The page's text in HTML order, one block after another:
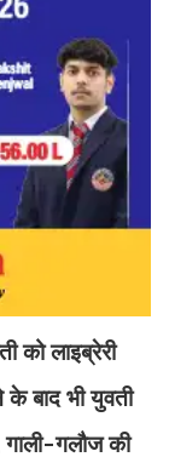
को लाइब्रेरी
बाद भी युवती
गाली-गलौज की